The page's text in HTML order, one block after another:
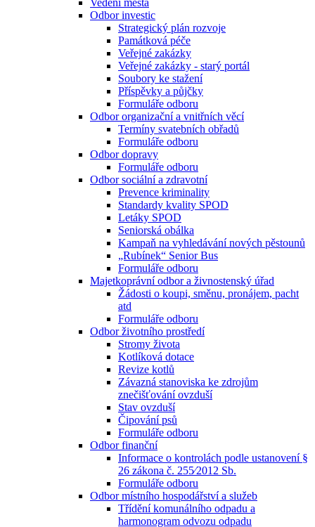
Vedení města
Odbor investic
Strategický plán rozvoje
Památková péče
Veřejné zakázky
Veřejné zakázky - starý portál
Soubory ke stažení
Příspěvky a půjčky
Formuláře odboru
Odbor organizační a vnitřních věcí
Termíny svatebních obřadů
Formuláře odboru
Odbor dopravy
Formuláře odboru
Odbor sociální a zdravotní
Prevence kriminality
Standardy kvality SPOD
Letáky SPOD
Seniorská obálka
Kampaň na vyhledávání nových pěstounů
„Rubínek“ Senior Bus
Formuláře odboru
Majetkoprávní odbor a živnostenský úřad
Žádosti o koupi, směnu, pronájem, pacht
atd
Formuláře odboru
Odbor životního prostředí
Stromy života
Kotlíková dotace
Revize kotlů
Závazná stanoviska ke zdrojům
znečišťování ovzduší
Stav ovzduší
Čipování psů
Formuláře odboru
Odbor finanční
Informace o kontrolách podle ustanovení §
26 zákona č. 255⁄2012 Sb.
Formuláře odboru
Odbor místního hospodářství a služeb
Třídění komunálního odpadu a
harmonogram odvozu odpadu